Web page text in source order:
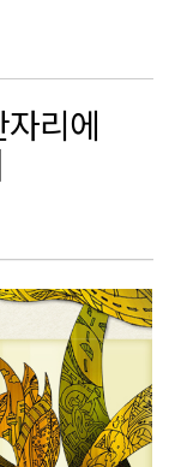
리에